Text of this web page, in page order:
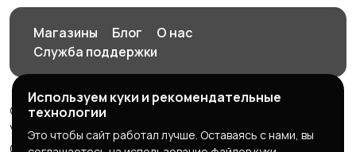
Магазины Блог
О нас
Служба поддержки
© 2026 Орен-АЙ - Авто | Недвижимость | Работа |
Услуги
Используем куки и рекомендательные
технологии
Это чтобы сайт работал лучше. Оставаясь с нами, вы